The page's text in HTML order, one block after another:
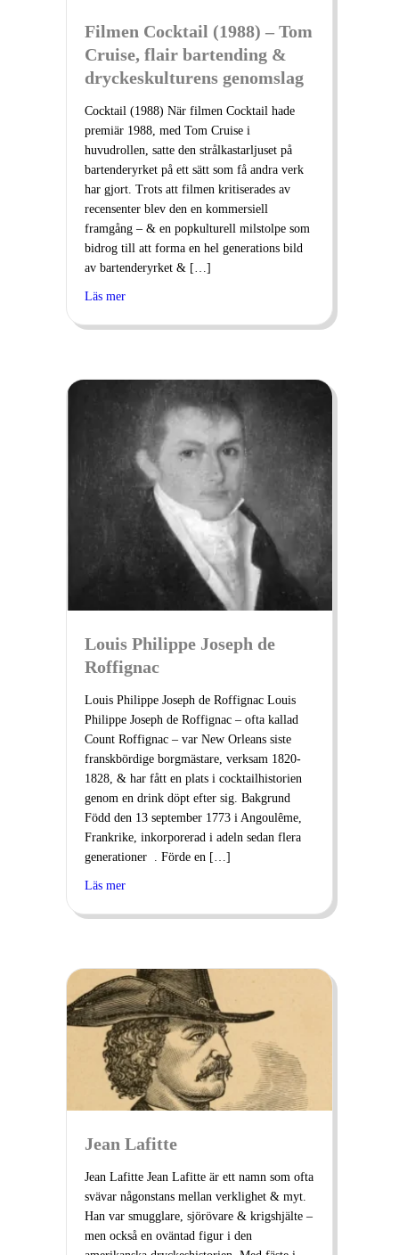
Filmen Cocktail (1988) – Tom
Cruise, flair bartending &
dryckeskulturens genomslag
Cocktail (1988) När filmen Cocktail hade
premiär 1988, med Tom Cruise i
huvudrollen, satte den strålkastarljuset på
bartenderyrket på ett sätt som få andra verk
har gjort. Trots att filmen kritiserades av
recensenter blev den en kommersiell
framgång – & en popkulturell milstolpe som
bidrog till att forma en hel generations bild
av bartenderyrket & […]
Läs mer
Louis Philippe Joseph de
Roffignac
Louis Philippe Joseph de Roffignac Louis
Philippe Joseph de Roffignac – ofta kallad
Count Roffignac – var New Orleans siste
franskbördige borgmästare, verksam 1820-
1828, & har fått en plats i cocktailhistorien
genom en drink döpt efter sig. Bakgrund
Född den 13 september 1773 i Angoulême,
Frankrike, inkorporerad i adeln sedan flera
generationer . Förde en […]
Läs mer
Jean Lafitte
Jean Lafitte Jean Lafitte är ett namn som ofta
svävar någonstans mellan verklighet & myt.
Han var smugglare, sjörövare & krigshjälte –
men också en oväntad figur i den